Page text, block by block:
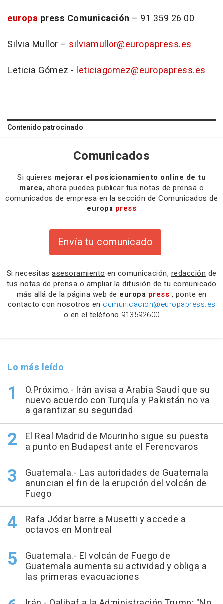
europa press Comunicación – 91 359 26 00
Silvia Mullor – silviamullor@europapress.es
Leticia Gómez - leticiagomez@europapress.es
Contenido patrocinado
Comunicados
Si quieres mejorar el posicionamiento online de tu
marca, ahora puedes publicar tus notas de prensa o
comunicados de empresa en la sección de Comunicados de
europa press
Envía tu comunicado
Si necesitas asesoramiento en comunicación, redacción de
tus notas de prensa o ampliar la difusión de tu comunicado
más allá de la página web de europa press , ponte en
contacto con nosotros en comunicacion@europapress.es
o en el teléfono 913592600
Lo más leído
O.Próximo.- Irán avisa a Arabia Saudí que su
nuevo acuerdo con Turquía y Pakistán no va
a garantizar su seguridad
El Real Madrid de Mourinho sigue su puesta
a punto en Budapest ante el Ferencvaros
Guatemala.- Las autoridades de Guatemala
anuncian el fin de la erupción del volcán de
Fuego
Rafa Jódar barre a Musetti y accede a
octavos en Montreal
Guatemala.- El volcán de Fuego de
Guatemala aumenta su actividad y obliga a
las primeras evacuaciones